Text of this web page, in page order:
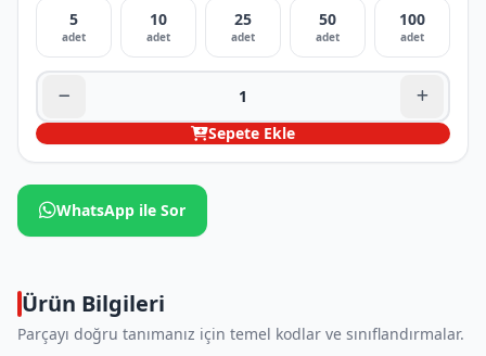
5
adet
10
adet
25
adet
50
adet
100
adet
Sepete Ekle
WhatsApp ile Sor
Ürün Bilgileri
Parçayı doğru tanımanız için temel kodlar ve sınıflandırmalar.